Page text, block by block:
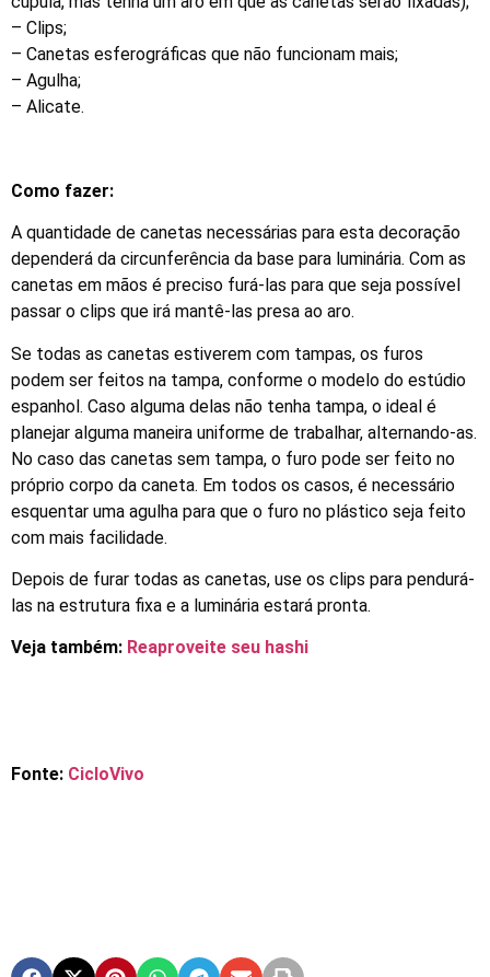
– Clips;
– Canetas esferográficas que não funcionam mais;
– Agulha;
– Alicate.
Como fazer:
A quantidade de canetas necessárias para esta decoração
dependerá da circunferência da base para luminária. Com as
canetas em mãos é preciso furá-las para que seja possível
passar o clips que irá mantê-las presa ao aro.
Se todas as canetas estiverem com tampas, os furos
podem ser feitos na tampa, conforme o modelo do estúdio
espanhol. Caso alguma delas não tenha tampa, o ideal é
planejar alguma maneira uniforme de trabalhar, alternando-as.
No caso das canetas sem tampa, o furo pode ser feito no
próprio corpo da caneta. Em todos os casos, é necessário
esquentar uma agulha para que o furo no plástico seja feito
com mais facilidade.
Depois de furar todas as canetas, use os clips para pendurá-
las na estrutura fixa e a luminária estará pronta.
Veja também: Reaproveite seu hashi
Fonte: CicloVivo